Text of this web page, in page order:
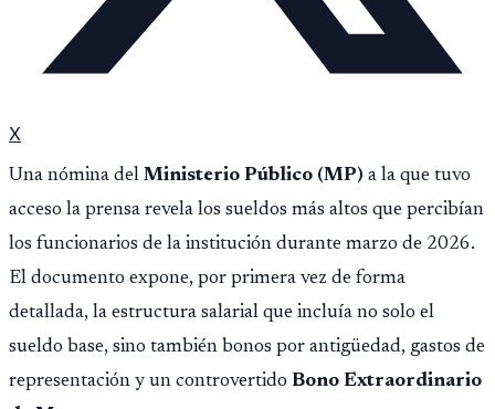
X
Una nómina del Ministerio Público (MP) a la que tuvo
acceso la prensa revela los sueldos más altos que percibían
los funcionarios de la institución durante marzo de 2026.
El documento expone, por primera vez de forma
detallada, la estructura salarial que incluía no solo el
sueldo base, sino también bonos por antigüedad, gastos de
representación y un controvertido Bono Extraordinario